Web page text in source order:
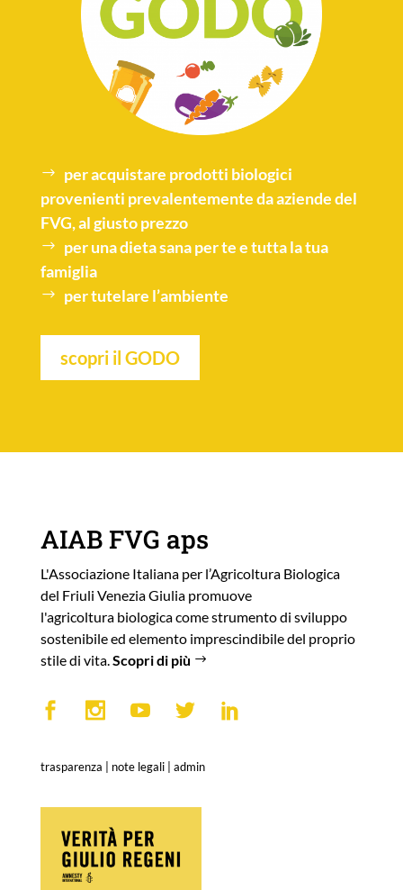
per acquistare prodotti biologici
provenienti prevalentemente da aziende del
FVG, al giusto prezzo
per unadieta sanaper te e tutta la tua
famiglia
per tutelare l’ambiente
scopri il GODO
AIAB FVG aps
L'Associazione Italiana per l’Agricoltura Biologica
del Friuli Venezia Giulia promuove
l'agricoltura biologica come strumento di sviluppo
sostenibile ed elemento imprescindibile del proprio
stile di vita. Scopri di più
trasparenza note legali| admin